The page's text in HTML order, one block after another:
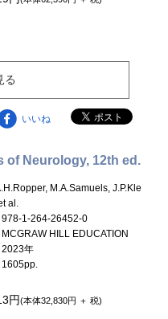
る
いいね
of Neurology, 12th ed.
M.A.Samuels, J.P.Kle
al.
978-1-264-26452-0
MCGRAW HILL EDUCATION
2023年
1605pp.
円(本体32,830円 ＋ 税)